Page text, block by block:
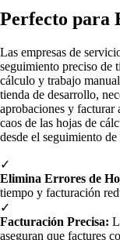
Perfecto para
Las empresas de
seguimiento preciso de
cálculo y trabajo
tienda de desarrollo,
aprobaciones y facturar
caos de las hojas de
desde el seguimiento
✓
Elimina Errores de
tiempo y facturación
✓
Facturación Precisa:
aseguran que factures